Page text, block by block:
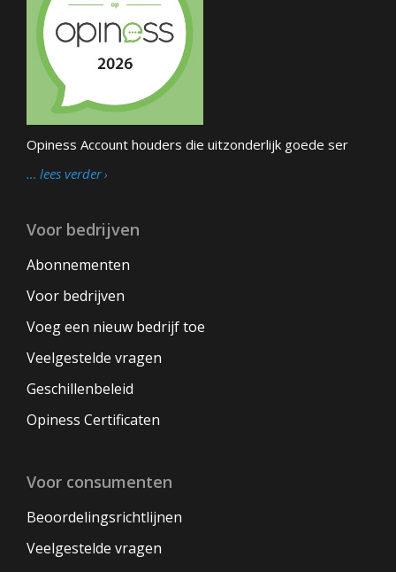
Opiness Account houders die uitzonderlijk goede ser
… lees verder
Voor bedrijven
Abonnementen
Voor bedrijven
Voeg een nieuw bedrijf toe
Veelgestelde vragen
Geschillenbeleid
Opiness Certificaten
Voor consumenten
Beoordelingsrichtlijnen
Veelgestelde vragen